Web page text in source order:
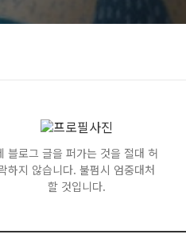
블로그 글을 퍼가는 것을 절대 허
하지 않습니다. 불펌시 엄중대처
할 것입니다.